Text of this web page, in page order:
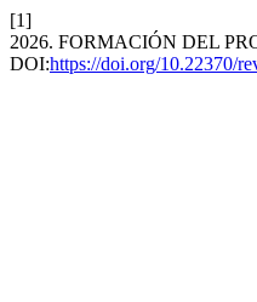
[1]
2026. FORMACIÓN DEL
DOI:https://doi.org/10.22370/